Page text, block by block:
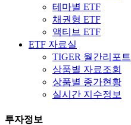
테마별 ETF
채권형 ETF
액티브 ETF
ETF 자료실
TIGER 월간리포트
상품별 자료조회
상품별 종가현황
실시간 지수정보
투자정보